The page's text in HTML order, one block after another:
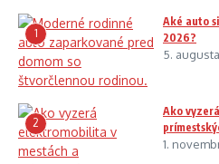
1
Aké auto
2026?
5.
2
Ako
1.